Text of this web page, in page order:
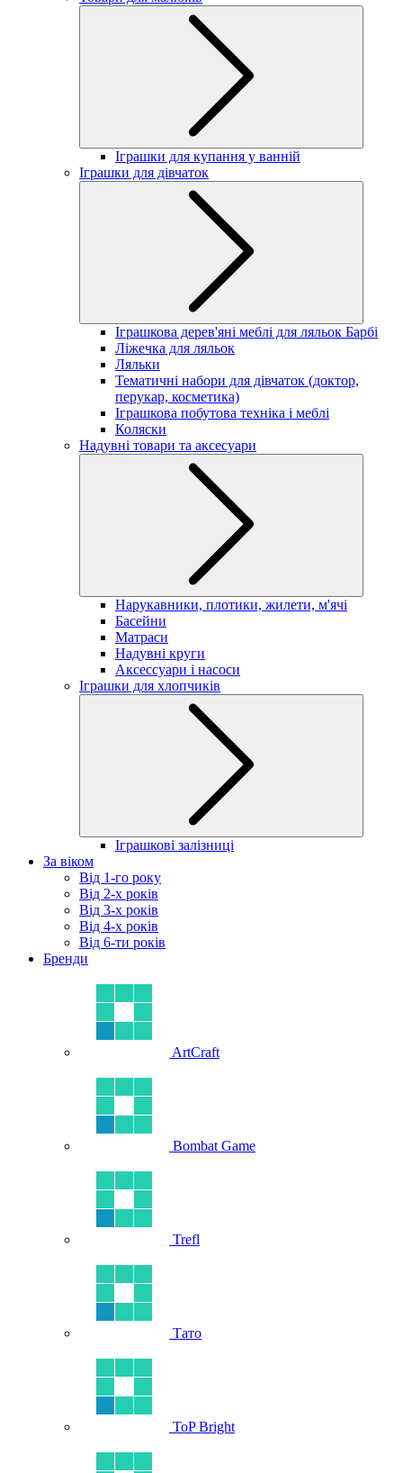
Іграшки для купання у ванній
Іграшки для дівчаток
Іграшкова дерев'яні меблі для ляльок Барбі
Ліжечка для ляльок
Ляльки
Тематичні набори для дівчаток (доктор,
перукар, косметика)
Іграшкова побутова техніка і меблі
Коляски
Надувні товари та аксесуари
Нарукавники, плотики, жилети, м'ячі
Басейни
Матраси
Надувні круги
Аксессуари і насоси
Іграшки для хлопчиків
Іграшкові залізниці
За віком
Від 1-го року
Від 2-х років
Від 3-х років
Від 4-х років
Від 6-ти років
Бренди
ArtCraft
Bombat Game
Trefl
Тато
ToP Bright